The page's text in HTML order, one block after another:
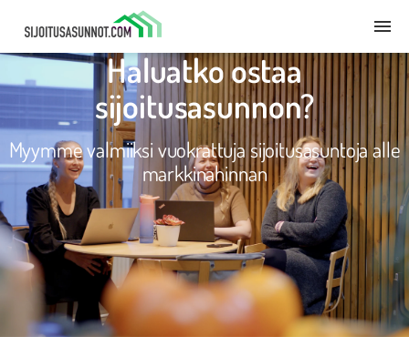
Haluatko ostaa
sijoitusasunnon?
Myymme valmiiksi vuokrattuja ​sijoitusasuntoja alle
markkinahinnan